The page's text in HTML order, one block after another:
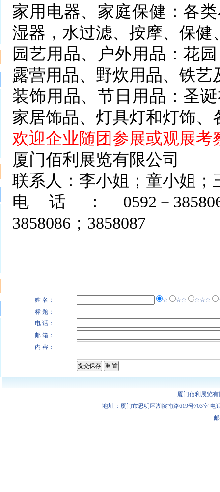
家用电器、家庭保健：各
湿器，水过滤、按摩、保健
园艺用品、户外用品：花
露营用品、野炊用品、铁艺
装饰用品、节日用品：圣
家居饰品、灯具灯和灯饰、
欢迎企业随团参展或观展考
厦门佰利展览有限公司
联系人：李小姐；童小姐
电话：0592－3858062；
3858086；3858087
姓 名： ☆ ☆☆ ☆☆☆
标 题：
电 话：
邮 箱：
内 容：
厦门佰利展览
地址 ：厦门市思明区湖滨南路619号703室 电